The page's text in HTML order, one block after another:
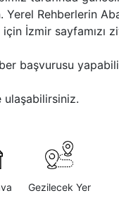
Rehberlerin
İzmir sayfamızı
başvurusu
ulaşabilirsiniz.
Gezilecek Yer